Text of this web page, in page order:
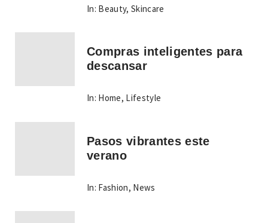
In: Beauty,Skincare
Compras inteligentes para
descansar
In: Home, Lifestyle
Pasos vibrantes este
verano
In: Fashion, News